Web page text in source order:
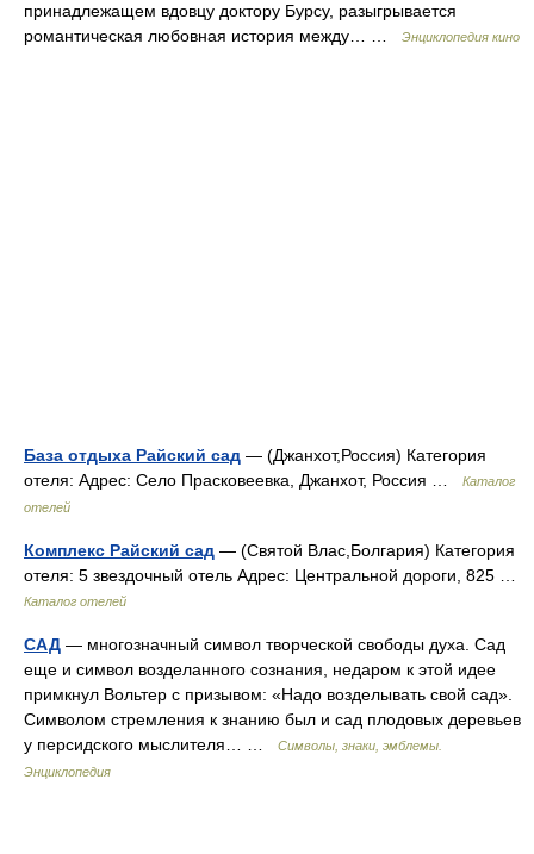
принадлежащем вдовцу доктору Бурсу, разыгрывается
романтическая любовная история между… …
Энциклопедия кино
База отдыха Райский сад — (Джанхот,Россия) Категория
отеля: Адрес: Село Прасковеевка, Джанхот, Россия …
Каталог
отелей
Комплекс Райский сад — (Святой Влас,Болгария) Категория
отеля: 5 звездочный отель Адрес: Центральной дороги, 825 …
Каталог отелей
САД — многозначный символ творческой свободы духа. Сад
еще и символ возделанного сознания, недаром к этой идее
примкнул Вольтер с призывом: «Надо возделывать свой сад».
Символом стремления к знанию был и сад плодовых деревьев
у персидского мыслителя… …
Символы, знаки, эмблемы.
Энциклопедия